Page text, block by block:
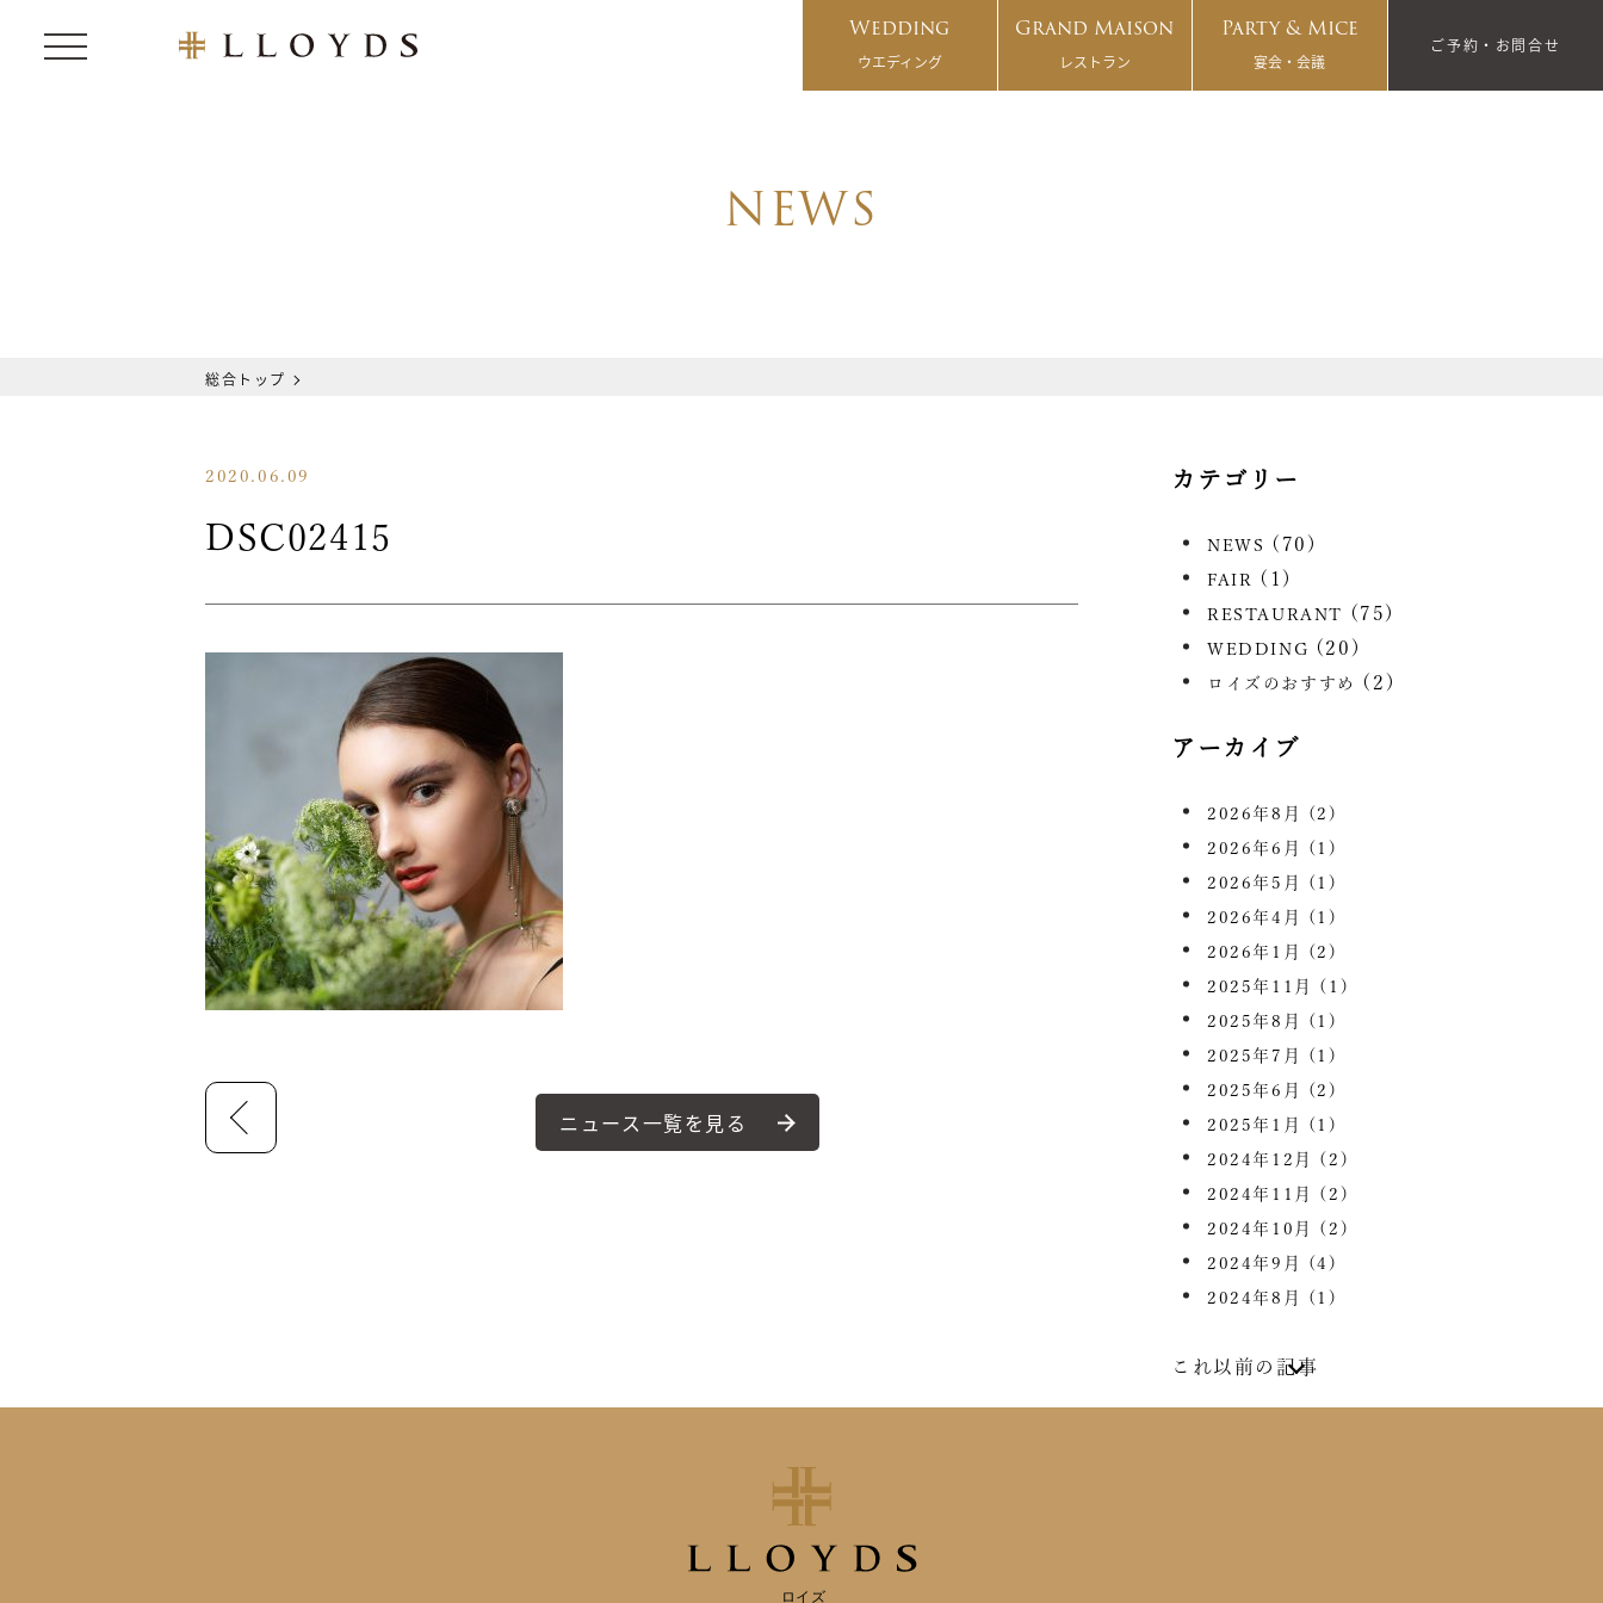
Wedding
ウエディング
Grand Maison
レストラン
Party & Mice
宴会・会議
ご予約・お問合せ
NEWS
総合トップ
2020.06.09
DSC02415
ニュース一覧を見る
カテゴリー
NEWS (70)
FAIR (1)
RESTAURANT (75)
WEDDING (20)
ロイズのおすすめ (2)
アーカイブ
2026年8月 (2)
2026年6月 (1)
2026年5月 (1)
2026年4月 (1)
2026年1月 (2)
2025年11月 (1)
2025年8月 (1)
2025年7月 (1)
2025年6月 (2)
2025年1月 (1)
2024年12月 (2)
2024年11月 (2)
2024年10月 (2)
2024年9月 (4)
2024年8月 (1)
これ以前の記事
ロイズ